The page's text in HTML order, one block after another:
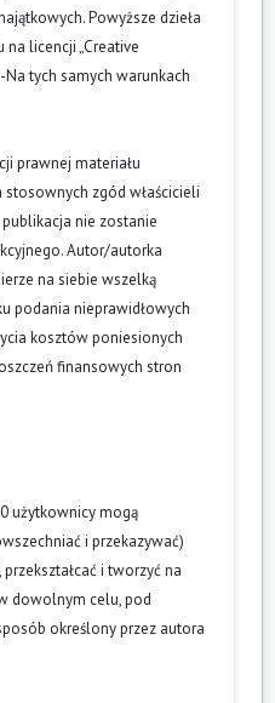
Powyższe dzieła
na licencji „Creative
tych samych warunkach
prawnej materiału
zgód właścicieli
nie zostanie
Autor/autorka
na siebie wszelką
podania nieprawidłowych
kosztów poniesionych
finansowych stron
użytkownicy mogą
i przekazywać)
i tworzyć na
dowolnym celu, pod
określony przez autora